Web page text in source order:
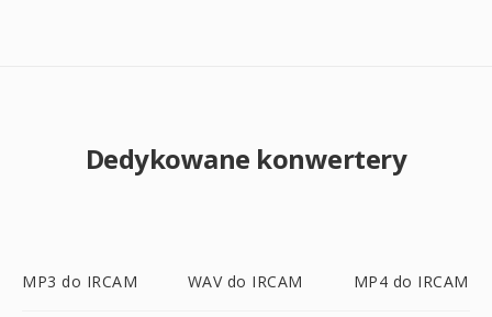
Dedykowane konwertery
MP3 do IRCAM WAV do IRCAM MP4 do IRCAM